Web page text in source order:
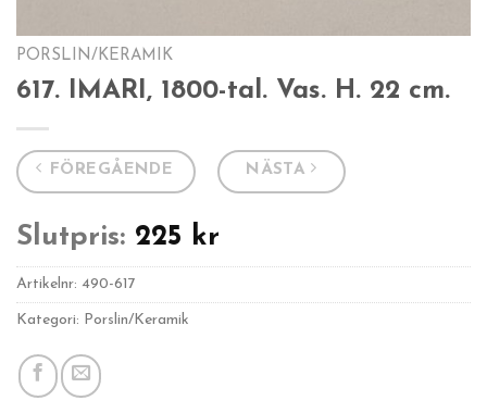
PORSLIN/KERAMIK
617. IMARI, 1800-tal. Vas. H. 22 cm.
FÖREGÅENDE NÄSTA
Slutpris: 225 kr
Artikelnr: 490-617
Kategori: Porslin/Keramik